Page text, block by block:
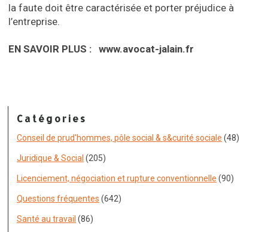
la faute doit être caractérisée et porter préjudice à
l’entreprise.
EN SAVOIR PLUS : www.avocat-jalain.fr
Catégories
Conseil de prud'hommes, pôle social & s&curité sociale (48)
Juridique & Social (205)
Licenciement, négociation et rupture conventionnelle (90)
Questions fréquentes (642)
Santé au travail (86)